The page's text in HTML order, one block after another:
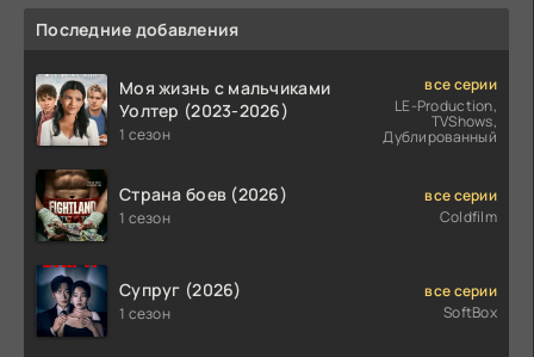
Последние добавления
Моя жизнь с мальчиками
Уолтер (2023-2026)
1 сезон
все серии
LE-Production,
TVShows,
Дублированный
Страна боев (2026)
1 сезон
все серии
Coldfilm
Супруг (2026)
1 сезон
все серии
SoftBox